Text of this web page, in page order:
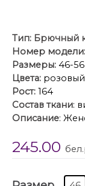
Тип: Брючный
Номер модели:
Размеры: 46-56
Цвета: розовый
Рост: 164
Состав ткани:
Описание:
из жакета и
силуэта,
245.00